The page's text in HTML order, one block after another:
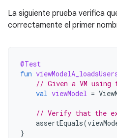
La siguiente prueba verifica
correctamente el primer
@Test
fun
// Given a VM using
val viewModel =
// Verify that the
assertEquals(
}